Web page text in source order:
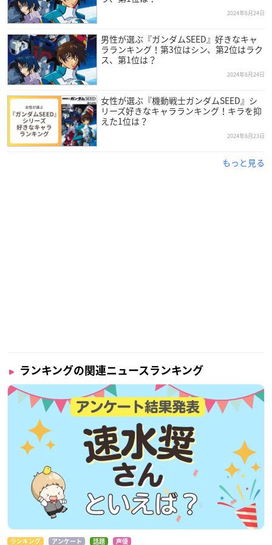
2024年6月24日
男性が選ぶ『ガンダムSEED』好きなキャ
ラランキング！第3位はシン、第2位はラク
ス、第1位は？
2024年6月24日
女性が選ぶ『機動戦士ガンダムSEED』シ
リーズ好きなキャラランキング！キラを抑
えた1位は？
2024年6月23日
もっと見る
ランキングの関連ニュースランキング
ランキング アンケート 話題 声優